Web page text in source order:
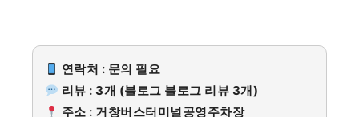
연락처 : 문의 필요
리뷰 : 3개 (블로그 블로그 리뷰 3개)
주소 : 거창버스터미널공영주차장